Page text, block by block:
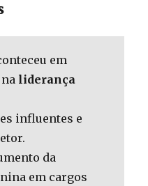
em
liderança
influentes e
da
em cargos